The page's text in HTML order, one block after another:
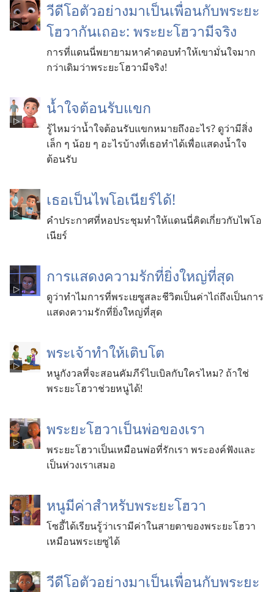
วีดีโอ​ตัวอย่าง​มา​เป็น​เพื่อน​กับ​พระ​ยะ
โฮวา​กัน​เถอะ: พระ​ยะโฮวา​มี​จริง
การ​ที่​แดนนี่​พยายาม​หา​คำ​ตอบ​ทำ​ให้​เขา​มั่น​ใจ​มาก​
กว่า​เดิม​ว่า​พระ​ยะโฮวา​มี​จริง!
น้ำใจ​ต้อนรับ​แขก
รู้​ไหม​ว่า​น้ำใจ​ต้อนรับ​แขก​หมาย​ถึง​อะไร? ดู​ว่า​มี​สิ่ง​
เล็ก​ ๆ ​น้อย​ ๆ ​อะไร​บ้าง​ที่​เธอ​ทำ​ได้​เพื่อ​แสดง​น้ำใจ​
ต้อนรับ
เธอ​เป็น​ไพโอเนียร์​ได้!
คำ​ประกาศ​ที่​หอ​ประชุม​ทำ​ให้​แดนนี่​คิด​เกี่ยว​กับ​ไพโอ
เนียร์
การ​แสดง​ความ​รัก​ที่​ยิ่ง​ใหญ่​ที่​สุด
ดู​ว่า​ทำไม​การ​ที่​พระ​เยซู​สละ​ชีวิต​เป็น​ค่า​ไถ่​ถึง​เป็น​การ​
แสดง​ความ​รัก​ที่​ยิ่ง​ใหญ่​ที่​สุด
พระเจ้า​ทำ​ให้​เติบโต
หนู​กังวล​ที่​จะ​สอน​คัมภีร์​ไบเบิล​กับ​ใคร​ไหม? ถ้า​ใช่
พระ​ยะโฮวา​ช่วย​หนู​ได้!
พระ​ยะโฮวา​เป็น​พ่อ​ของ​เรา
พระ​ยะโฮวา​เป็น​เหมือน​พ่อ​ที่​รัก​เรา พระองค์​ฟัง​และ​
เป็น​ห่วง​เรา​เสมอ
หนู​มี​ค่า​สำหรับ​พระ​ยะโฮวา
โซ​อี้​ได้​เรียน​รู้​ว่า​เรา​มี​ค่า​ใน​สายตา​ของ​พระ​ยะโฮวา​
เหมือน​พระ​เยซู​ได้
วีดีโอ​ตัวอย่าง​มา​เป็น​เพื่อน​กับ​พระ​ยะ